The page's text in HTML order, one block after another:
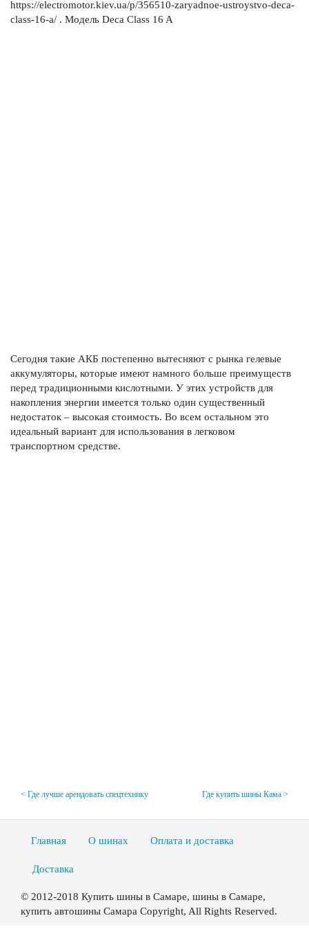
https://electromotor.kiev.ua/p/356510-zaryadnoe-ustroystvo-deca-
class-16-a/ . Модель Deca Class 16 A
Сегодня такие АКБ постепенно вытесняют с рынка гелевые
аккумуляторы, которые имеют намного больше преимуществ
перед традиционными кислотными. У этих устройств для
накопления энергии имеется только один существенный
недостаток – высокая стоимость. Во всем остальном это
идеальный вариант для использования в легковом
транспортном средстве.
< Где лучше арендовать спецтехнику Где купить шины Кама >
Главная О шинах Оплата и доставка
Доставка
© 2012-2018 Купить шины в Самаре, шины в Самаре,
купить автошины Самара Copyright, All Rights Reserved.